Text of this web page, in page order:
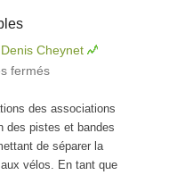
Denis Cheynet
fermés
bagnolables
des associations
des pistes et bandes
de séparer la
vélos. En tant que